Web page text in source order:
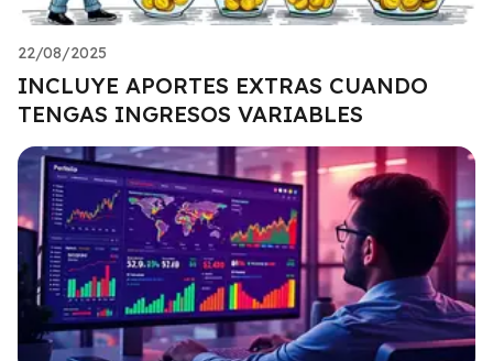
22/08/2025
INCLUYE APORTES EXTRAS CUANDO
TENGAS INGRESOS VARIABLES